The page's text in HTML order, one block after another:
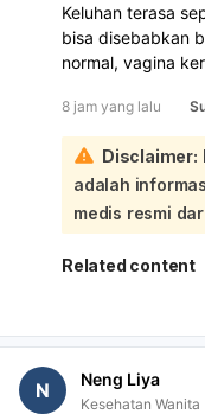
Keluhan terasa
bisa disebabkan
normal, vagina
nyeri, bau tidak
kuning/hijau/abu-
diperiksa. Saya
kandungan atau
penyebab
Jangan dibiarkan
8 jam yang lalu
Disclaimer:
adalah
medis resmi
Related content
N Neng Liya
Kesehatan Wanita